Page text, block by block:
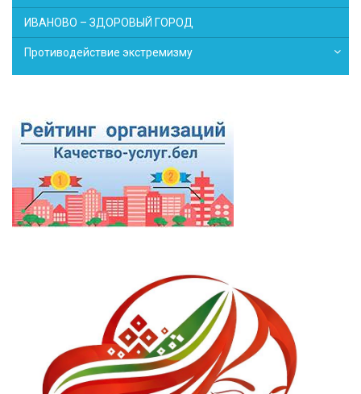
ИВАНОВО – ЗДОРОВЫЙ ГОРОД
Противодействие экстремизму